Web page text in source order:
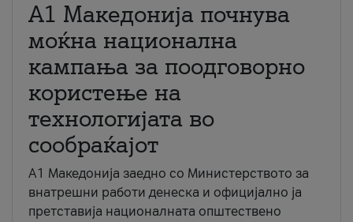
A1 Македонија почнува
моќна национална
кампања за поодговорно
користење на
технологијата во
сообраќајот
A1 Македонија заедно со Министерството за
внатрешни работи денеска и официјално ја
претставија националната општествено